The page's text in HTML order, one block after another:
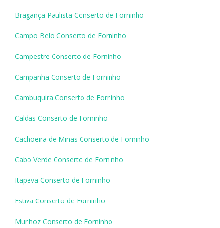
Bragança Paulista Conserto de Forninho
Campo Belo Conserto de Forninho
Campestre Conserto de Forninho
Campanha Conserto de Forninho
Cambuquira Conserto de Forninho
Caldas Conserto de Forninho
Cachoeira de Minas Conserto de Forninho
Cabo Verde Conserto de Forninho
Itapeva Conserto de Forninho
Estiva Conserto de Forninho
Munhoz Conserto de Forninho